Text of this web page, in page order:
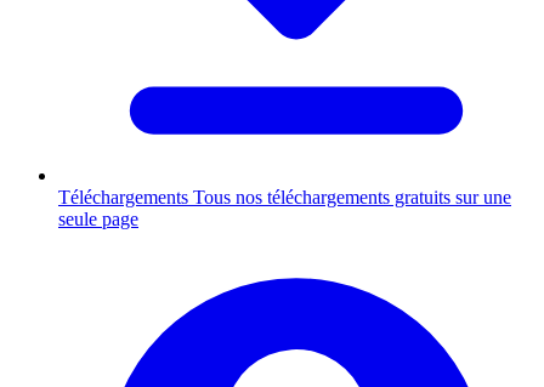
Téléchargements Tous nos téléchargements gratuits sur une
seule page